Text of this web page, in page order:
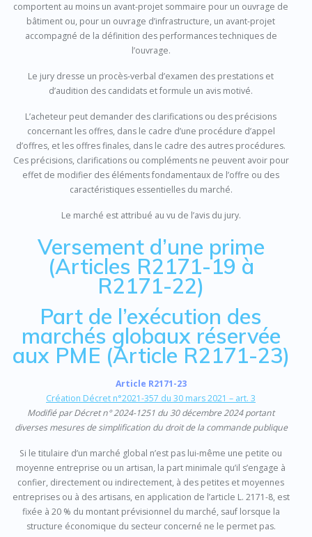
comportent au moins un avant-projet sommaire pour un ouvrage de
bâtiment ou, pour un ouvrage d’infrastructure, un avant-projet
accompagné de la définition des performances techniques de
l’ouvrage.
Le jury dresse un procès-verbal d’examen des prestations et
d’audition des candidats et formule un avis motivé.
L’acheteur peut demander des clarifications ou des précisions
concernant les offres, dans le cadre d’une procédure d’appel
d’offres, et les offres finales, dans le cadre des autres procédures.
Ces précisions, clarifications ou compléments ne peuvent avoir pour
effet de modifier des éléments fondamentaux de l’offre ou des
caractéristiques essentielles du marché.
Le marché est attribué au vu de l’avis du jury.
Versement d’une prime
(Articles R2171-19 à
R2171-22)
Part de l’exécution des
marchés globaux réservée
aux PME (Article R2171-23)
Article R2171-23
Création Décret n°2021-357 du 30 mars 2021 – art. 3
Modifié par Décret n° 2024-1251 du 30 décembre 2024 portant
diverses mesures de simplification du droit de la commande publique
Si le titulaire d’un marché global n’est pas lui-même une petite ou
moyenne entreprise ou un artisan, la part minimale qu’il s’engage à
confier, directement ou indirectement, à des petites et moyennes
entreprises ou à des artisans, en application de l’article L. 2171-8, est
fixée à 20 % du montant prévisionnel du marché, sauf lorsque la
structure économique du secteur concerné ne le permet pas.